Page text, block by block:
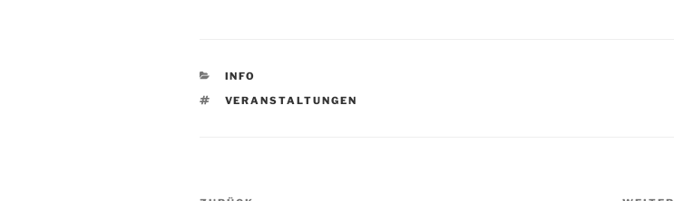
KATEGORIEN
INFO
SCHLAGWÖRTER
VERANSTALTUNGEN